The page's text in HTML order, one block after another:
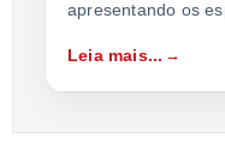
apresentando os
Leia mais...